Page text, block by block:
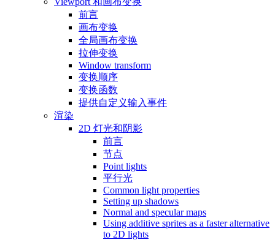
前言
画布变换
全局画布变换
拉伸变换
Window transform
变换顺序
变换函数
提供自定义输入事件
渲染
2D 灯光和阴影
前言
节点
Point lights
平行光
Common light properties
Setting up shadows
Normal and specular maps
Using additive sprites as a faster alternative
to 2D lights